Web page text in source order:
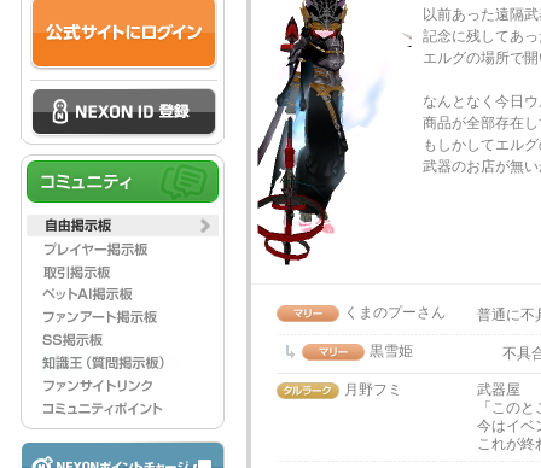
以前あった遠隔
記念に残してあ
エルグの場所で
なんとなく今日
商品が全部存在
もしかしてエル
武器のお店が無
くまのプーさん 普通に不
黒雪姫 不具
月野フミ
武器屋
「この
今はイベ
これが